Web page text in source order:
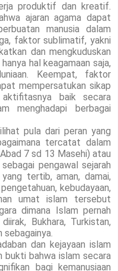
produktif dan kreatif.
ajaran agama dapat
manusia dalam
faktor sublimatif, yakni
dan mengkuduskan
hal keagamaan saja,
Keempat, faktor
mempersatukan sikap
baik secara
menghadapi berbagai
pula dari peran yang
tercatat dalam
7 sd 13 Masehi) atau
pengawal sejarah
tertib, aman, damai,
kebudayaan,
umat islam tersebut
dimana Islam pernah
Bukhara, Turkistan,
sebagainya.
dan kejayaan islam
bukti bahwa islam secara
bagi kemanusiaan